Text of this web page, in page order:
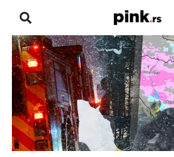
NASLOVNA
VESTI
ZADRUGA
SHOWBIZ